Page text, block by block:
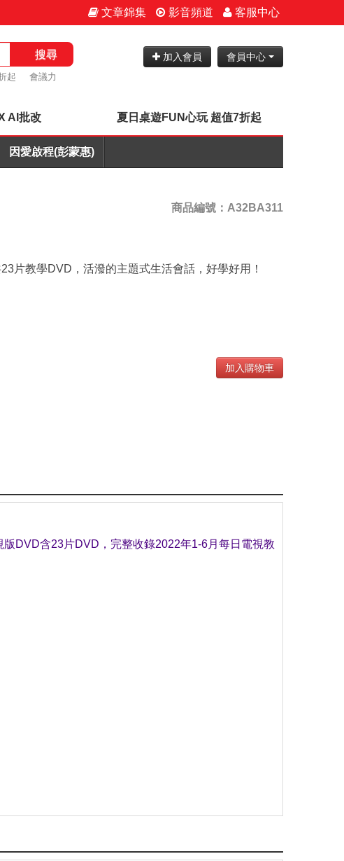
文章錦集 影音頻道 客服中心
搜尋
起
會議力
加入會員 會員中心
AI批改 夏日桌遊FUN心玩 超值7折起
因愛啟程(彭蒙惠)
商品編號：A32BA311
片教學DVD，活潑的主題式生活會話，好學好用！
加入購物車
版DVD含23片DVD，完整收錄2022年1-6月每日電視教